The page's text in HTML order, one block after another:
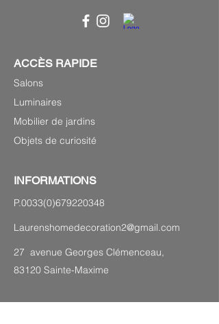
ACCÈS RAPIDE
Salons
Luminaires
Mobilier de jardins
Objets de curiosité
INFORMATIONS
P.0033(0)679220348
Laurenshomedecoration2@gmail.com
27 avenue Georges Clémenceau,
83120 Sainte-Maxime